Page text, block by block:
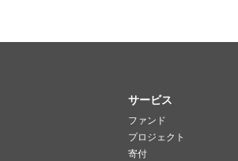
サービス
ファンド
プロジェクト
寄付